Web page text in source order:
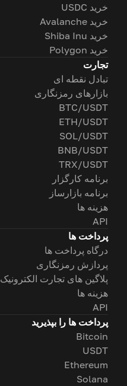
خرید USDC
خرید Avalanche
خرید Shiba Inu
خرید Polygon
تجارت
تبادل نقطه ای
بازارهای رمزنگاری
BTC/USDT
ETH/USDT
SOL/USDT
BNB/USDT
TRX/USDT
برنامه کارگزار
برنامه بازارساز
هزینه ها
API
پرداخت ها
درگاه پرداخت ها
پردازش رمزنگاری
پلاگین های تجارت الکترونیک
هزینه ها
API
پرداخت ها را بپذیرید
Bitcoin
USDT
Ethereum
Solana